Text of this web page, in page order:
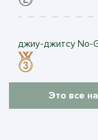
джиу-джитсу No-
Это все